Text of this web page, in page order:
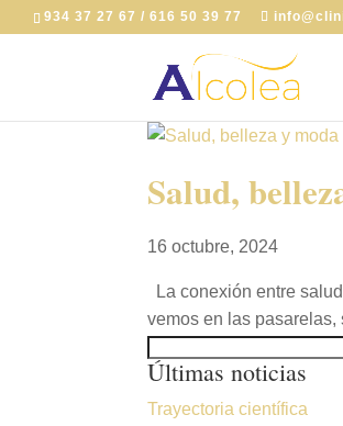
934 37 27 67 / 616 50 39 77
Salud,
16 octubre, 2024
La conexión entre
vemos en las pasarelas,
Últimas noticias
Trayectoria científica